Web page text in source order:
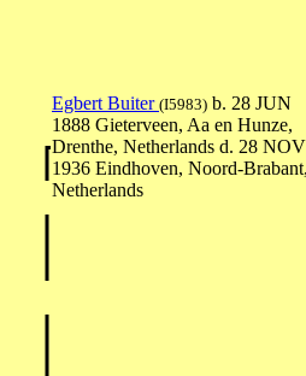
Egbert Buiter (I5983) b. 28 JUN
1888 Gieterveen, Aa en Hunze,
Drenthe, Netherlands d. 28 NOV
1936 Eindhoven, Noord-
Netherlands